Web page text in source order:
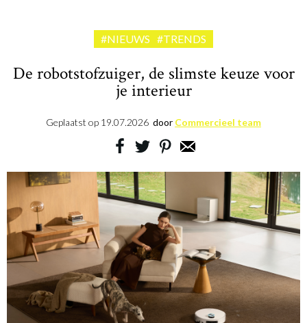
#NIEUWS #TRENDS
De robotstofzuiger, de slimste keuze voor
je interieur
Geplaatst op 19.07.2026 door Commercieel team